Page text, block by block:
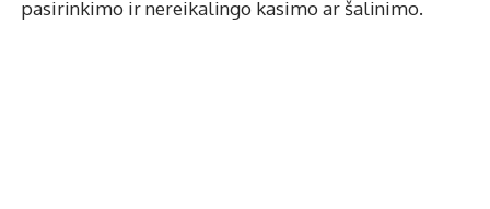
pasirinkimo ir nereikalingo kasimo ar šalinimo.